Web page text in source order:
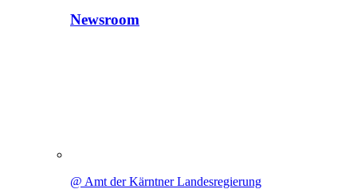
Newsroom
@ Amt der Kärntner Landesregierung